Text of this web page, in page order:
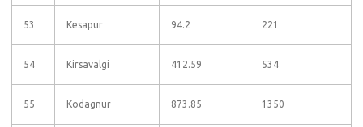
53 Kesapur 94.2 221
54 Kirsavalgi 412.59 534
55 Kodagnur 873.85 1350